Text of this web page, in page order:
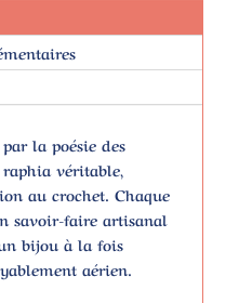
la poésie des
raphia véritable,
au crochet. Chaque
savoir-faire artisanal
bijou à la fois
aérien.